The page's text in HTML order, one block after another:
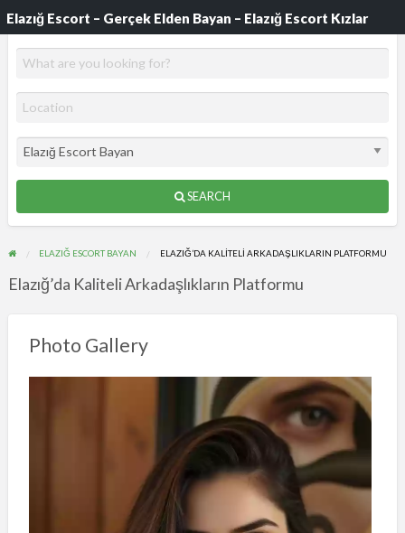
Elazığ Escort – Gerçek Elden Bayan – Elazığ Escort Kızlar
SEARCH
ELAZIĞ ESCORT BAYAN ELAZIĞ’DA KALITELI ARKADAŞLIKLARIN PLATFORMU
Elazığ’da Kaliteli Arkadaşlıkların Platformu
Photo Gallery